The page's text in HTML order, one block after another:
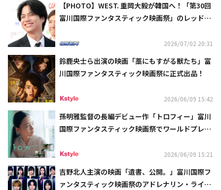
【PHOTO】WEST. 重岡大毅が韓国へ！「第30回
富川国際ファンタスティック映画祭」のレッドカ
2026/07/02 20:31
鈴鹿央士ら出演の映画「藁にもすがる獣たち」富
川国際ファンタスティック映画祭に正式出品！
2026/06/09 15:42
孫明雅監督の長編デビュー作「トロフィー」富川
国際ファンタスティック映画祭でワールドプレミ
2026/06/09 15:21
吉野北人主演の映画「遺書、公開。」富川国際フ
ァンタスティック映画祭のアドレナリン・ライド